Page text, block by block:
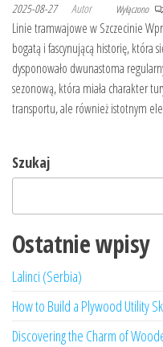
2025-08-27 Autor Wyłączono
Linie tramwajowe w Szczecinie
bogatą i fascynującą historię, która
dysponowało dwunastoma
sezonową, która miała charakter
transportu, ale również istotnym
Szukaj
Ostatnie wpisy
Lalinci (Serbia)
How to Build a Plywood Utility
Discovering the Charm of